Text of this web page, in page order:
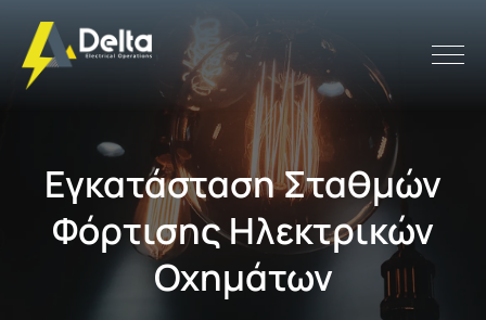
Εγκατάσταση Σταθμών
Φόρτισης Ηλεκτρικών
Οχημάτων